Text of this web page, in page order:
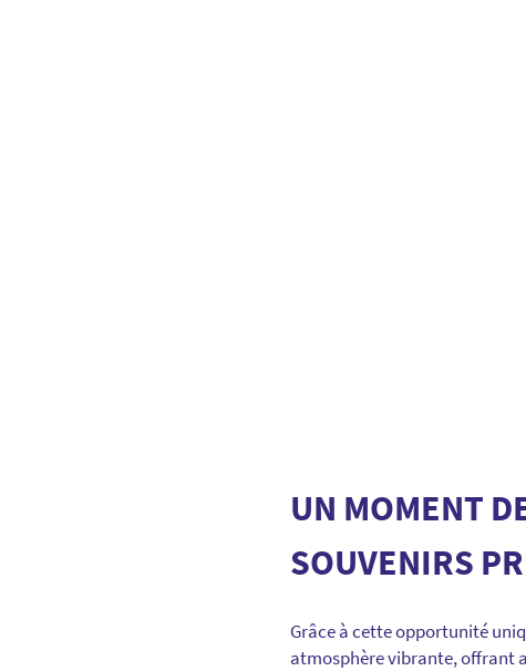
UN MOMENT
SOUVENIRS
Grâce à cette opportunité
atmosphère vibrante, offrant